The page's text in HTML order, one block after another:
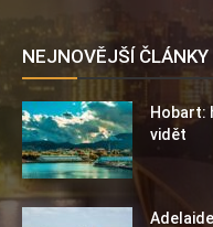
NEJNOVĚJŠÍ ČLÁNKY
Hobart:
vidět